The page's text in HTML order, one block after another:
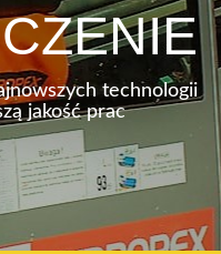
technologii
jakość prac